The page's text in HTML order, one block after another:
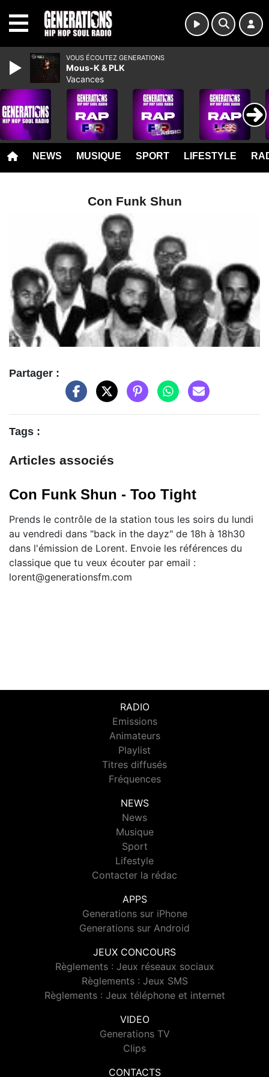
NEWS MUSIQUE SPORT LIFESTYLE
Con Funk Shun
Partager :
Tags :
Articles associés
Con Funk Shun - Too Tight
Prends le contrôle de la station tous les soirs du lundi
au vendredi dans "back in the dayz" de 18h à 18h30
dans l'émission de Lorent. Envoie les références du
classique que tu veux écouter par email :
lorent@generationsfm.com
RADIO
Emissions
Animateurs
Playlist
Titres diffusés
Fréquences
NEWS
News
Musique
Sport
Lifestyle
Contacter la rédac
APPS
Generations sur iPhone
Generations sur Android
JEUX CONCOURS
Règlements : Jeux réseaux sociaux
Règlements : Jeux SMS
Règlements : Jeux téléphone et internet
VIDEO
Generations TV
Clips
CONTACTS
VOUS ÉCOUTEZ GENERATIONS
Mous-K & PLK
Vacances